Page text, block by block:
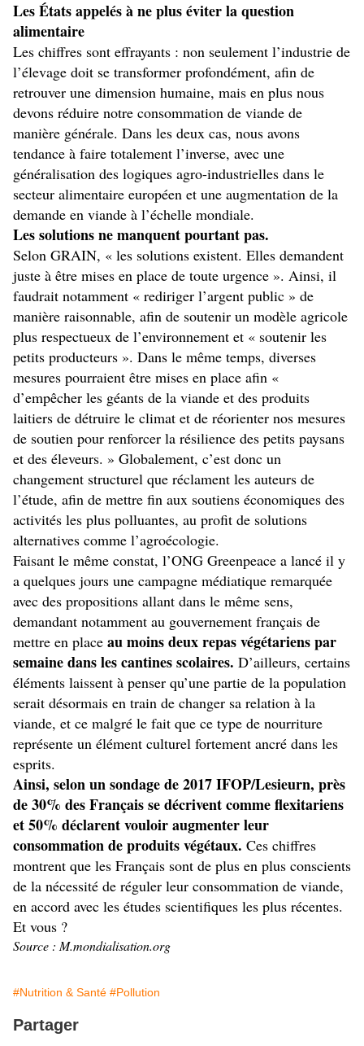
Les États appelés à ne plus éviter la question
alimentaire
Les chiffres sont effrayants : non seulement l’industrie de
l’élevage doit se transformer profondément, afin de
retrouver une dimension humaine, mais en plus nous
devons réduire notre consommation de viande de
manière générale. Dans les deux cas, nous avons
tendance à faire totalement l’inverse, avec une
généralisation des logiques agro-industrielles dans le
secteur alimentaire européen et une augmentation de la
demande en viande à l’échelle mondiale.
Les solutions ne manquent pourtant pas.
Selon GRAIN, « les solutions existent. Elles demandent
juste à être mises en place de toute urgence ». Ainsi, il
faudrait notamment « rediriger l’argent public » de
manière raisonnable, afin de soutenir un modèle agricole
plus respectueux de l’environnement et « soutenir les
petits producteurs ». Dans le même temps, diverses
mesures pourraient être mises en place afin «
d’empêcher les géants de la viande et des produits
laitiers de détruire le climat et de réorienter nos mesures
de soutien pour renforcer la résilience des petits paysans
et des éleveurs. » Globalement, c’est donc un
changement structurel que réclament les auteurs de
l’étude, afin de mettre fin aux soutiens économiques des
activités les plus polluantes, au profit de solutions
alternatives comme l’agroécologie.
Faisant le même constat, l’ONG Greenpeace a lancé il y
a quelques jours une campagne médiatique remarquée
avec des propositions allant dans le même sens,
demandant notamment au gouvernement français de
mettre en place au moins deux repas végétariens par
semaine dans les cantines scolaires. D’ailleurs, certains
éléments laissent à penser qu’une partie de la population
serait désormais en train de changer sa relation à la
viande, et ce malgré le fait que ce type de nourriture
représente un élément culturel fortement ancré dans les
esprits.
Ainsi, selon un sondage de 2017 IFOP/Lesieurn, près
de 30% des Français se décrivent comme flexitariens
et 50% déclarent vouloir augmenter leur
consommation de produits végétaux. Ces chiffres
montrent que les Français sont de plus en plus conscients
de la nécessité de réguler leur consommation de viande,
en accord avec les études scientifiques les plus récentes.
Et vous ?
Source : M.mondialisation.org
#Nutrition & Santé #Pollution
Partager